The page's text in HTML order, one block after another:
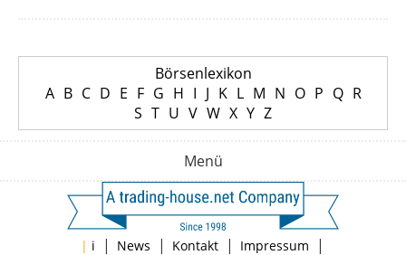
Börsenlexikon
A B C D E F G H I J K L M N O P Q R
S T U V W X Y Z
Menü
| i | News | Kontakt | Impressum |